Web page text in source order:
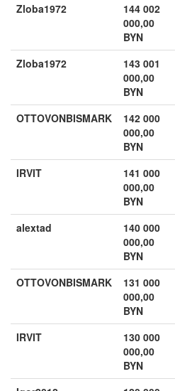
Zloba1972
144 002
000,00
BYN
Zloba1972
143 001
000,00
BYN
OTTOVONBISMARK
142 000
000,00
BYN
IRVIT
141 000
000,00
BYN
alextad
140 000
000,00
BYN
OTTOVONBISMARK
131 000
000,00
BYN
IRVIT
130 000
000,00
BYN